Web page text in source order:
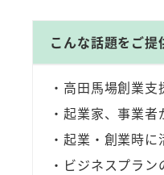
こんな話題をご提
・高田馬場創業
・起業家、事業
・起業・創業時
・ビジネスプラ